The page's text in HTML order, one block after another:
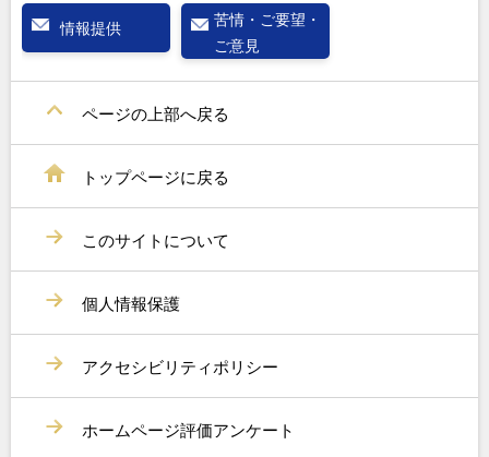
情報提供
苦情・ご要望・
ご意見
ページの上部へ戻る
トップページに戻る
このサイトについて
個人情報保護
アクセシビリティポリシー
ホームページ評価アンケート